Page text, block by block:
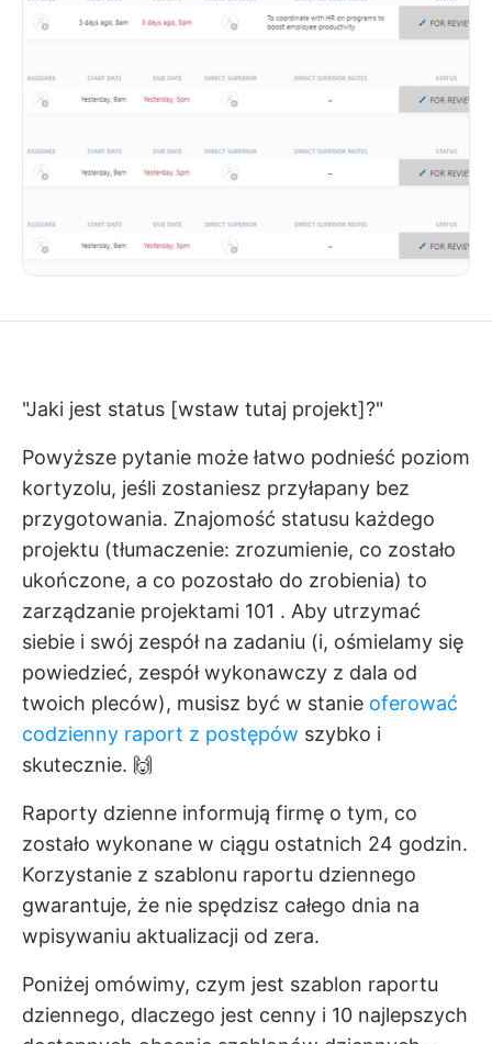
"Jaki jest status [wstaw tutaj projekt]?"
Powyższe pytanie może łatwo podnieść poziom
kortyzolu, jeśli zostaniesz przyłapany bez
przygotowania. Znajomość statusu każdego
projektu (tłumaczenie: zrozumienie, co zostało
ukończone, a co pozostało do zrobienia) to
zarządzanie projektami 101 . Aby utrzymać
siebie i swój zespół na zadaniu (i, ośmielamy się
powiedzieć, zespół wykonawczy z dala od
twoich pleców), musisz być w stanie oferować
codzienny raport z postępów szybko i
skutecznie. 🙌
Raporty dzienne informują firmę o tym, co
zostało wykonane w ciągu ostatnich 24 godzin.
Korzystanie z szablonu raportu dziennego
gwarantuje, że nie spędzisz całego dnia na
wpisywaniu aktualizacji od zera.
Poniżej omówimy, czym jest szablon raportu
dziennego, dlaczego jest cenny i 10 najlepszych